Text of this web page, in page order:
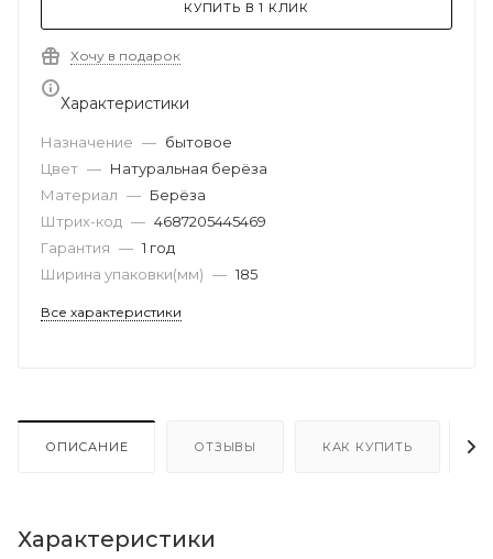
КУПИТЬ В 1 КЛИК
Хочу в подарок
Характеристики
Назначение — бытовое
Цвет — Натуральная берёза
Материал — Берёза
Штрих-код — 4687205445469
Гарантия — 1 год
Ширина упаковки(мм) — 185
Все характеристики
ОПИСАНИЕ ОТЗЫВЫ КАК КУПИТЬ
Характеристики